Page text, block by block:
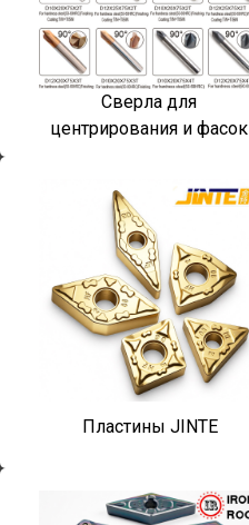
Сверла для
центрирования и фасок
Пластины JINTE